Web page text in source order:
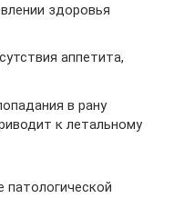
здоровья
аппетита,
в рану
к летальному
патологической